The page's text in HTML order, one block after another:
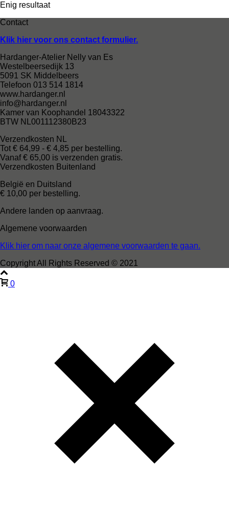
Enig resultaat
Contact
Klik hier voor ons contact formulier.
Hardanger-Atelier Nelly van Es
Westelbeersedijk 13
5091 SK Middelbeers
Telefoon 013 514 1814
www.hardanger.nl
info@hardanger.nl
Kamer van Koophandel 18043322
BTW NL001112380B23
Verzendkosten NL
Tot € 64,99 - € 4,85 per bestelling.
Vanaf € 65,00 is verzenden gratis.
Verzendkosten Buitenland
België en Duitsland
€ 10,00 per bestelling.
Andere landen op aanvraag.
Algemene voorwaarden
Klik hier om naar onze algemene voorwaarden te gaan.
Copyright All Rights Reserved © 2021
0